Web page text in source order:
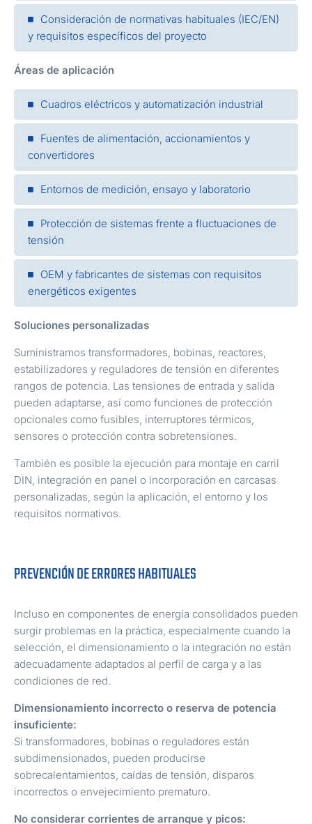
Consideración de normativas habituales (IEC/EN)
y requisitos específicos del proyecto
Áreas de aplicación
Cuadros eléctricos y automatización industrial
Fuentes de alimentación, accionamientos y
convertidores
Entornos de medición, ensayo y laboratorio
Protección de sistemas frente a fluctuaciones de
tensión
OEM y fabricantes de sistemas con requisitos
energéticos exigentes
Soluciones personalizadas
Suministramos transformadores, bobinas, reactores,
estabilizadores y reguladores de tensión en diferentes
rangos de potencia. Las tensiones de entrada y salida
pueden adaptarse, así como funciones de protección
opcionales como fusibles, interruptores térmicos,
sensores o protección contra sobretensiones.
También es posible la ejecución para montaje en carril
DIN, integración en panel o incorporación en carcasas
personalizadas, según la aplicación, el entorno y los
requisitos normativos.
PREVENCIÓN DE ERRORES HABITUALES
Incluso en componentes de energía consolidados pueden
surgir problemas en la práctica, especialmente cuando la
selección, el dimensionamiento o la integración no están
adecuadamente adaptados al perfil de carga y a las
condiciones de red.
Dimensionamiento incorrecto o reserva de potencia
insuficiente:
Si transformadores, bobinas o reguladores están
subdimensionados, pueden producirse
sobrecalentamientos, caídas de tensión, disparos
incorrectos o envejecimiento prematuro.
No considerar corrientes de arranque y picos: